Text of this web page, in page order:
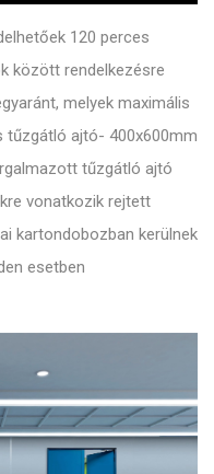
120 perces
között rendelkezésre
melyek maximális
tűzgátló ajtó- 400x600mm
tűzgátló ajtó
vonatkozik rejtett
kartondobozban kerülnek
esetben